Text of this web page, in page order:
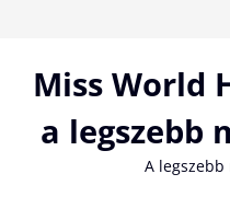
contentMiss World
a legszebb
A